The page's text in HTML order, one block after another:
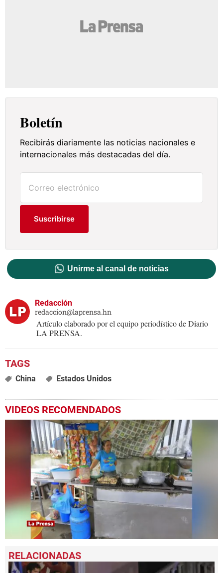
Boletín
Recibirás diariamente las noticias nacionales e
internacionales más destacadas del día.
Suscribirse
Unirme al canal de noticias
Redacción
redaccion@laprensa.hn
Artículo elaborado por el equipo periodístico de Diario
LA PRENSA.
China Estados Unidos
VIDEOS RECOMENDADOS
seconds
of